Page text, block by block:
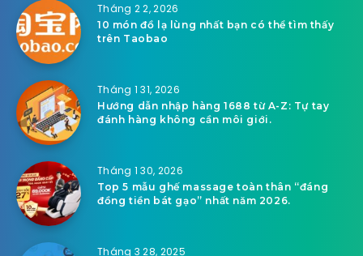
Tháng 2 2, 2026
10 món đồ lạ lùng nhất bạn có thể tìm thấy
trên Taobao
Tháng 1 31, 2026
Hướng dẫn nhập hàng 1688 từ A-Z: Tự tay
đánh hàng không cần môi giới.
Tháng 1 30, 2026
Top 5 mẫu ghế massage toàn thân “đáng
đồng tiền bát gạo” nhất năm 2026.
Tháng 3 28, 2025